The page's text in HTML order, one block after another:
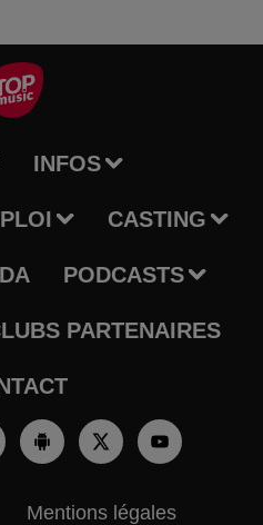
INFOS
CASTING
PODCASTS
PARTENAIRES
Mentions légales